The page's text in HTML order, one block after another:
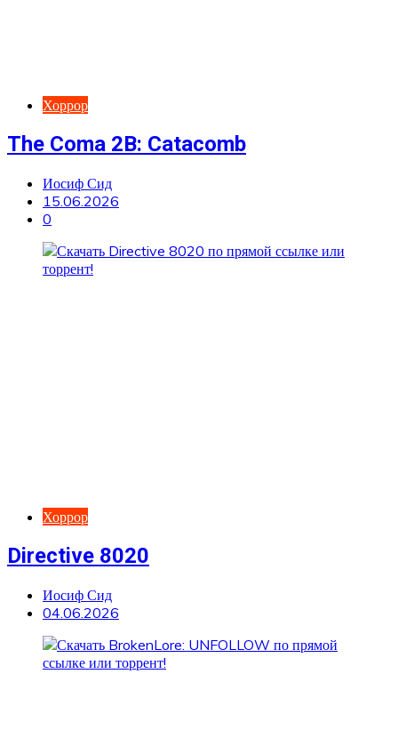
Хоррор
The Coma 2B: Catacomb
Иосиф Сид
15.06.2026
0
Хоррор
Directive 8020
Иосиф Сид
04.06.2026